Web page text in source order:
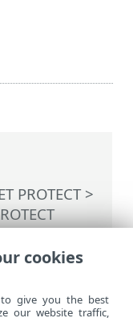
PROTECT>
de
de tarea de
cookies
give you the best
our website traffic,